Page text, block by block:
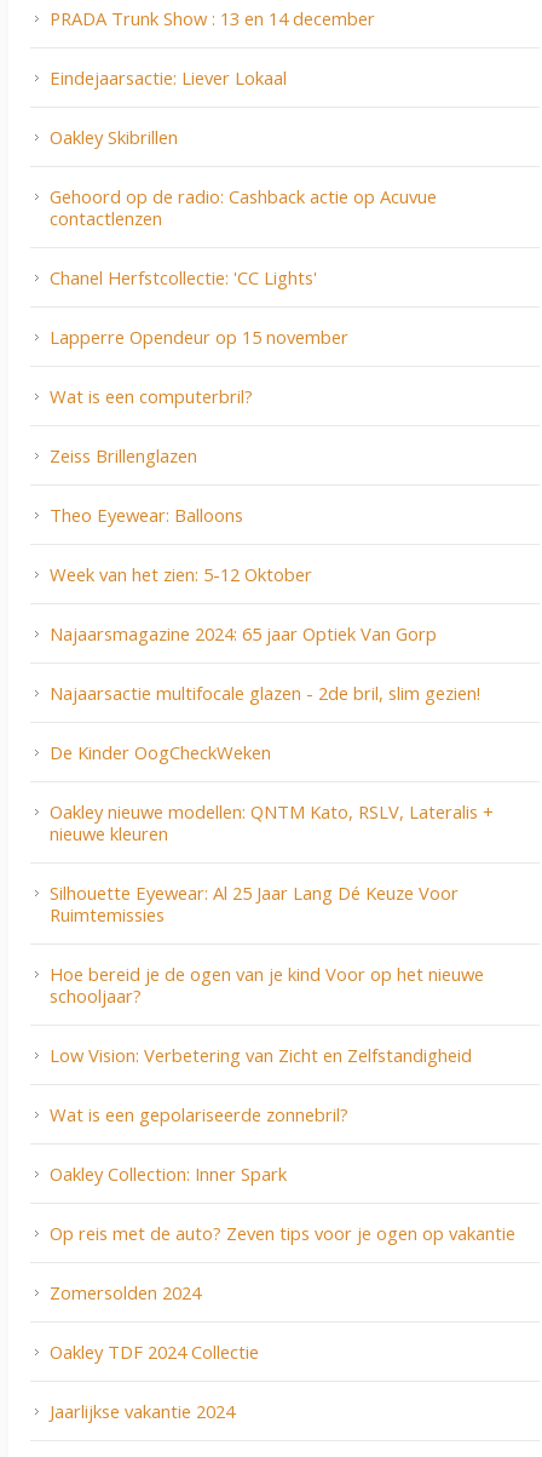
PRADA Trunk Show : 13 en 14 december
Eindejaarsactie: Liever Lokaal
Oakley Skibrillen
Gehoord op de radio: Cashback actie op Acuvue
contactlenzen
Chanel Herfstcollectie: 'CC Lights'
Lapperre Opendeur op 15 november
Wat is een computerbril?
Zeiss Brillenglazen
Theo Eyewear: Balloons
Week van het zien: 5-12 Oktober
Najaarsmagazine 2024: 65 jaar Optiek Van Gorp
Najaarsactie multifocale glazen - 2de bril, slim gezien!
De Kinder OogCheckWeken
Oakley nieuwe modellen: QNTM Kato, RSLV, Lateralis +
nieuwe kleuren
Silhouette Eyewear: Al 25 Jaar Lang Dé Keuze Voor
Ruimtemissies
Hoe bereid je de ogen van je kind Voor op het nieuwe
schooljaar?
Low Vision: Verbetering van Zicht en Zelfstandigheid
Wat is een gepolariseerde zonnebril?
Oakley Collection: Inner Spark
Op reis met de auto? Zeven tips voor je ogen op vakantie
Zomersolden 2024
Oakley TDF 2024 Collectie
Jaarlijkse vakantie 2024